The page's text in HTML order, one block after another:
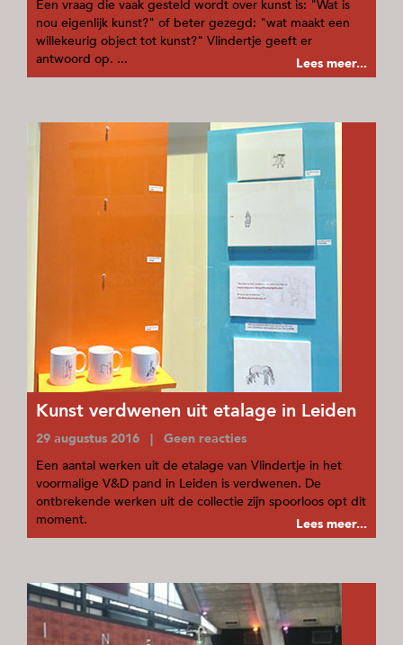
Een vraag die vaak gesteld wordt over kunst is: "Wat is
nou eigenlijk kunst?" of beter gezegd: "wat maakt een
willekeurig object tot kunst?" Vlindertje geeft er
antwoord op. ...
Lees meer...
Kunst verdwenen uit etalage in Leiden
29 augustus 2016 | Geen reacties
Een aantal werken uit de etalage van Vlindertje in het
voormalige V&D pand in Leiden is verdwenen. De
ontbrekende werken uit de collectie zijn spoorloos opt dit
moment.
Lees meer...